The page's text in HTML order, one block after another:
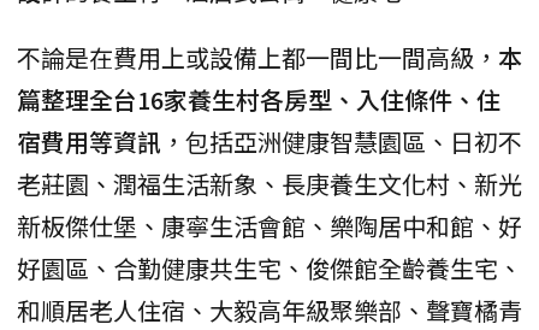
不論是在費用上或設備上都一間比一間高級， 本
篇整理全台16家養生村各房型、入住條件、住
宿費用等資訊 ，包括亞洲健康智慧園區、日初不
老莊園、潤福生活新象、長庚養生文化村、新光
新板傑仕堡、康寧生活會館、樂陶居中和館、好
好園區、合勤健康共生宅、俊傑館全齡養生宅、
和順居老人住宿、大毅高年級聚樂部、聲寶橘青